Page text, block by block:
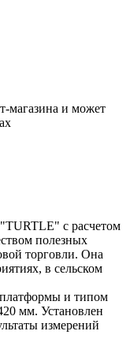
магазина и может
с расчетом
полезных
торговли. Она
в сельском
и типом
мм. Установлен
измерений